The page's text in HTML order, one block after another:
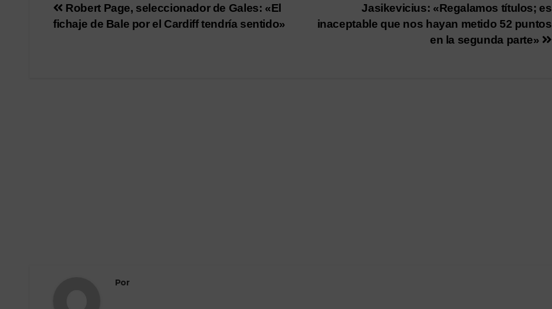
Navegación
Jasikevicius: «Regalamos títulos; es
inaceptable que nos hayan metido 52 puntos
en la segunda parte»
Robert Page, seleccionador de Gales: «El
fichaje de Bale por el Cardiff tendría sentido»
Por